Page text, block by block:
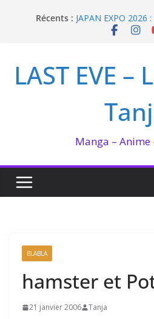
Récents : JAPAN EXPO 2026
Bilan lecture et
Enomoto n’est pas
LAST EVE –
Manga – Anime
BLABLA
hamster et
21 janvier 2006 Tanja